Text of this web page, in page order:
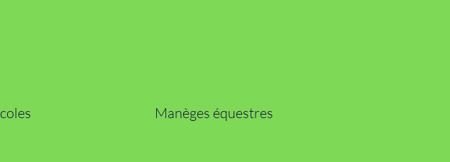
Manèges équestres